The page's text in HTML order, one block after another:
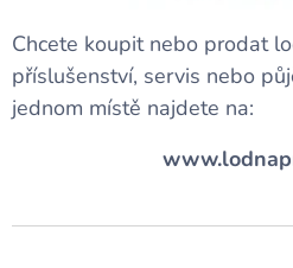
Chcete koupit nebo prodat
příslušenství, servis nebo
jednom místě najdete na: